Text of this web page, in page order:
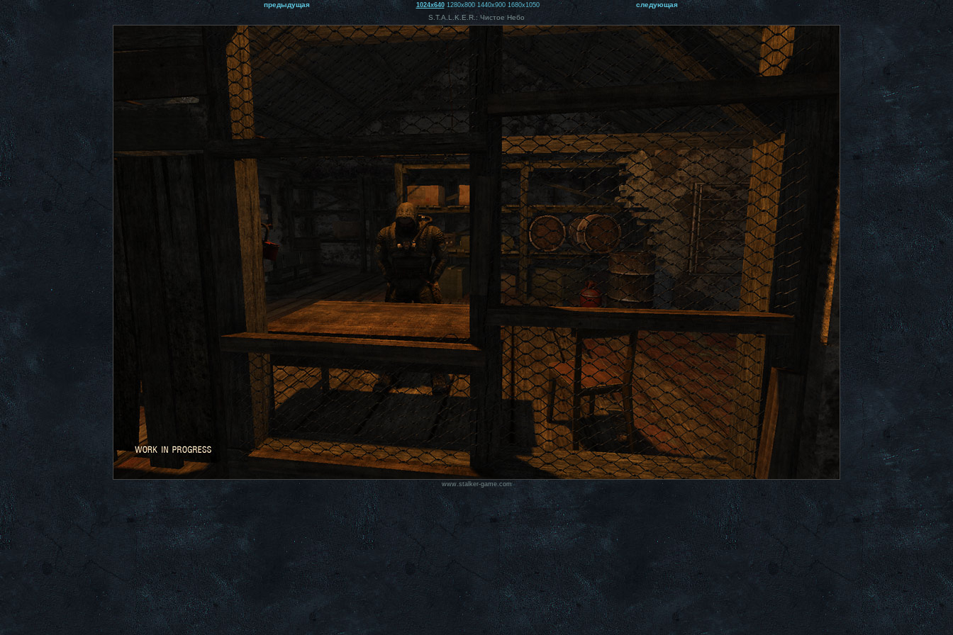
предыдущая 1024x640 1280x800 1440x900 1680x1050
следующая
S.T.A.L.K.E.R.: Чистое Небо
www.stalker-game.com